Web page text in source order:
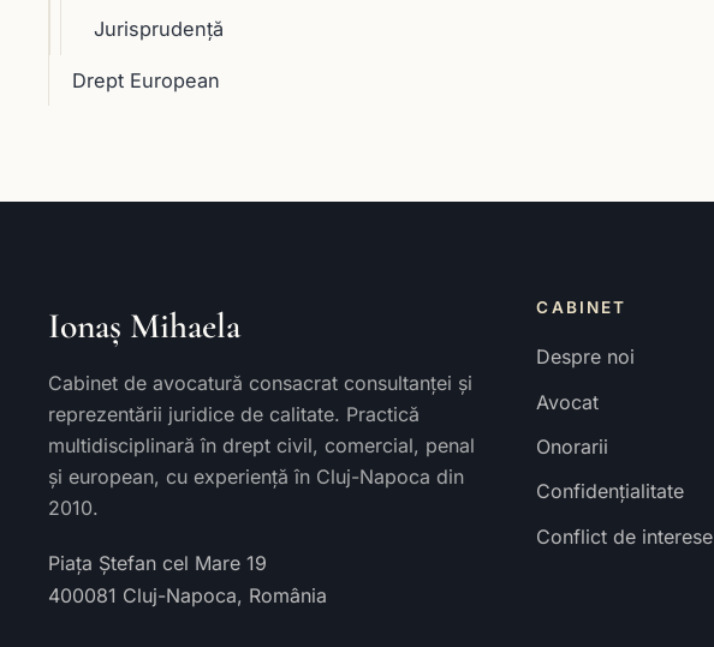
Jurisprudență
Drept European
Ionaș Mihaela
Cabinet de avocatură consacrat consultanței și
reprezentării juridice de calitate. Practică
multidisciplinară în drept civil, comercial, penal
și european, cu experiență în Cluj-Napoca din
2010.
Piața Ștefan cel Mare 19
400081 Cluj-Napoca, România
CABINET
Despre noi
Avocat
Onorarii
Confidențialitate
Conflict de interese